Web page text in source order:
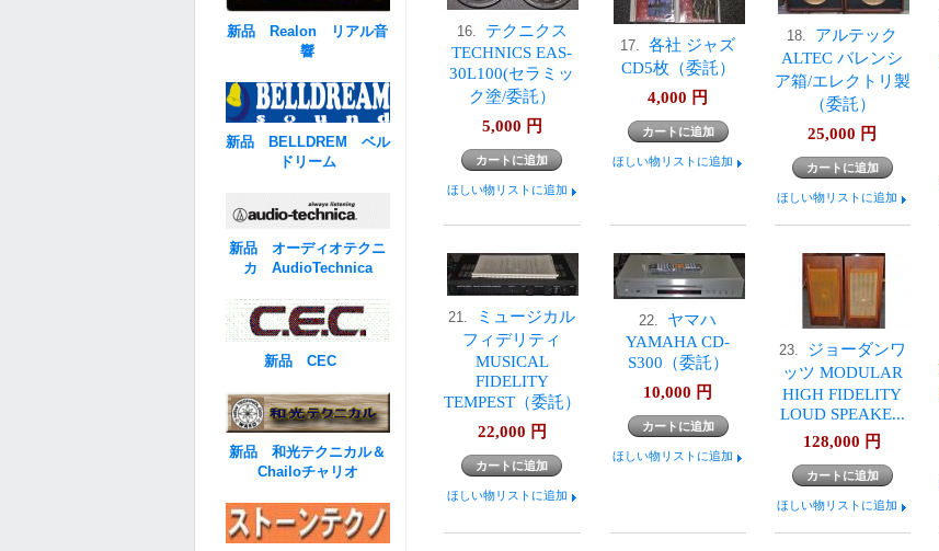
16. テクニクス
TECHNICS EAS-
30L100(セラミッ
ク塗/委託）
5,000 円
ほしい物リストに追加
17. 各社 ジャズ
CD5枚（委託）
4,000 円
ほしい物リストに追加
18. アルテック
ALTEC バレンシ
ア箱/エレクトリ製
（委託）
25,000 円
ほしい物リストに追加
21.
ミュージカル
フィデリティ
MUSICAL
FIDELITY
TEMPEST（委託）
22,000 円
ほしい物リストに追加
22. ヤマハ
YAMAHA CD-
S300（委託）
10,000 円
ほしい物リストに追加
23. ジョーダンワ
ッツ MODULAR
HIGH FIDELITY
LOUD SPEAKE...
128,000 円
ほしい物リストに追加
新品 Realon リアル音
響
新品 BELLDREM ベル
ドリーム
新品 オーディオテクニ
カ AudioTechnica
新品 CEC
新品 和光テクニカル＆
Chailoチャリオ